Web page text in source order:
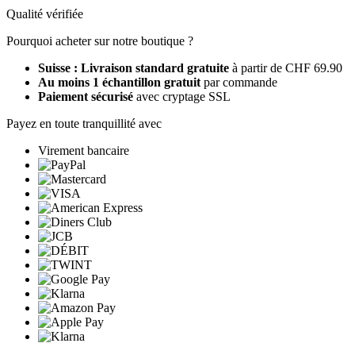
Qualité vérifiée
Pourquoi acheter sur notre boutique ?
Suisse : Livraison standard gratuite à partir de CHF 69.90
Au moins 1 échantillon gratuit par commande
Paiement sécurisé avec cryptage SSL
Payez en toute tranquillité avec
Virement bancaire